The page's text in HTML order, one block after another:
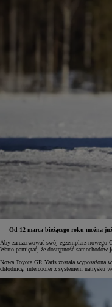
Od81 900 zł
Yaris Cross
Od 12 marca bieżącego roku można
Aby zarezerwować swój egzemplarz nowego
Warto pamiętać, że dostępność
Nowa Toyota GR Yaris została wyposażona
chłodnicę, intercooler z systemem natrysku